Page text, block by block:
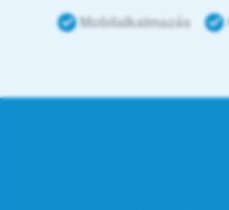
Mobilalkalmazás